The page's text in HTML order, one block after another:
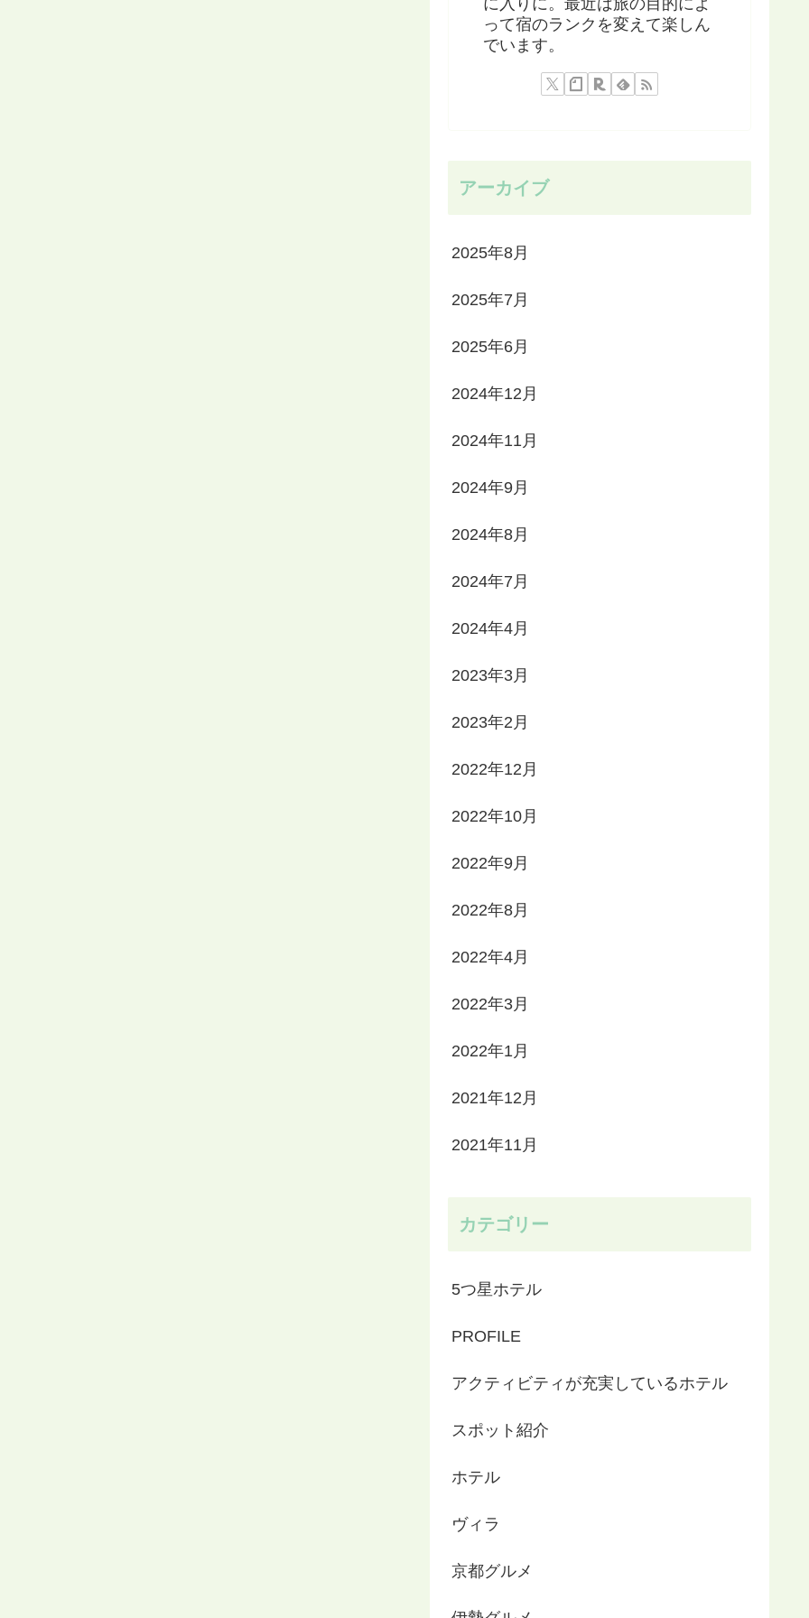
に入りに。最近は旅の目的によ
って宿のランクを変えて楽しん
でいます。
アーカイブ
2025年8月
2025年7月
2025年6月
2024年12月
2024年11月
2024年9月
2024年8月
2024年7月
2024年4月
2023年3月
2023年2月
2022年12月
2022年10月
2022年9月
2022年8月
2022年4月
2022年3月
2022年1月
2021年12月
2021年11月
カテゴリー
5つ星ホテル
PROFILE
アクティビティが充実しているホテル
スポット紹介
ホテル
ヴィラ
京都グルメ